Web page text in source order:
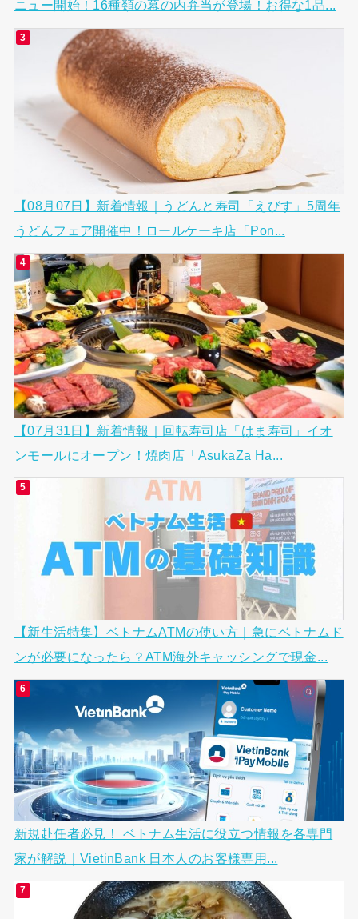
ニュー開始！16種類の幕の内弁当が登場！お得な1品...
【08月07日】新着情報｜うどんと寿司「えびす」5周年
うどんフェア開催中！ロールケーキ店「Pon...
【07月31日】新着情報｜回転寿司店「はま寿司」イオ
ンモールにオープン！焼肉店「AsukaZa Ha...
【新生活特集】ベトナムATMの使い方｜急にベトナムド
ンが必要になったら？ATM海外キャッシングで現金...
新規赴任者必見！ ベトナム生活に役立つ情報を各専門
家が解説｜VietinBank 日本人のお客様専用...